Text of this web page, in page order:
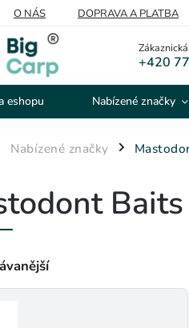
O NÁS DOPRAVA A PLATBA
+420
eshopu Nabízené značky
Nabízené značky /
Baits